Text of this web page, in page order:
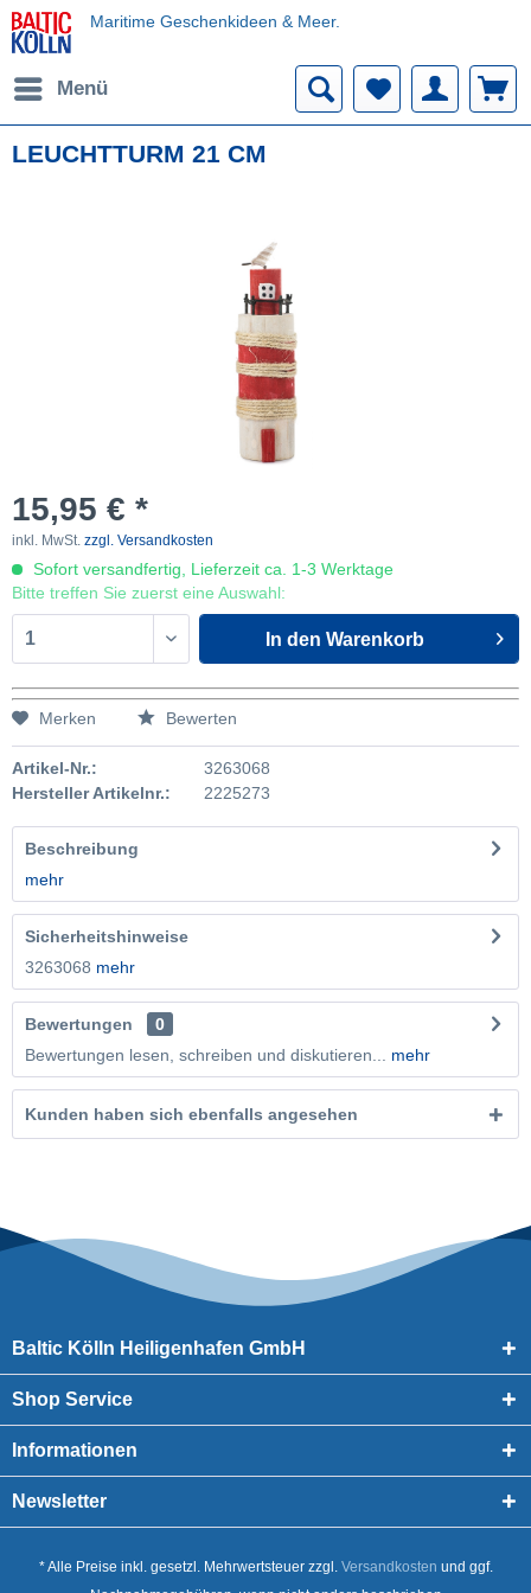
Maritime Geschenkideen & Meer.
Menü
LEUCHTTURM 21 CM
15,95 € *
inkl. MwSt. zzgl. Versandkosten
Sofort versandfertig, Lieferzeit ca. 1-3 Werktage
Bitte treffen Sie zuerst eine Auswahl:
In den Warenkorb
Merken Bewerten
Artikel-Nr.:
3263068
Hersteller Artikelnr.:
2225273
Beschreibung
mehr
Sicherheitshinweise
3263068 mehr
Bewertungen
0
Bewertungen lesen, schreiben und diskutieren...
mehr
Kunden haben sich ebenfalls angesehen
Baltic Kölln Heiligenhafen GmbH
Shop Service
Informationen
Newsletter
* Alle Preise inkl. gesetzl. Mehrwertsteuer zzgl. Versandkosten und ggf.